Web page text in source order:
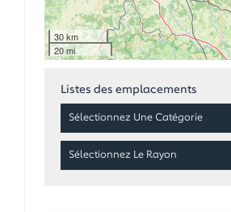
30 km
20 mi
Listes des emplacements